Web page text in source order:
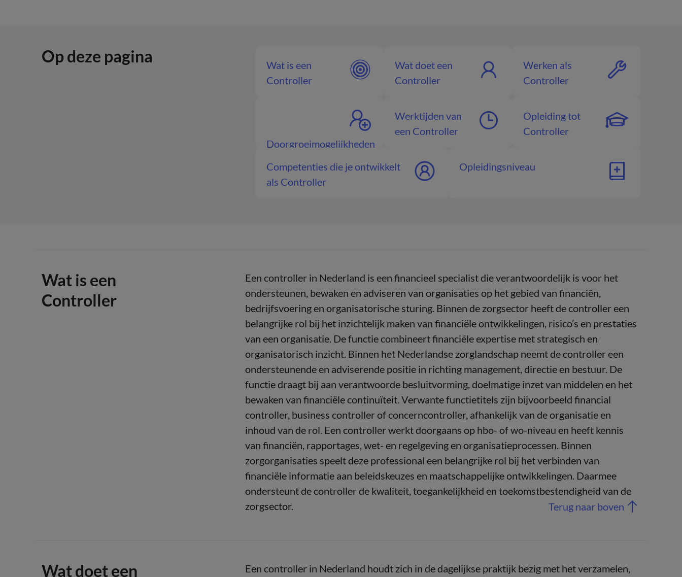
Op deze pagina
Wat is een
Controller
Wat doet een
Controller
Werken als
Controller
Doorgroeimogelijkheden
Werktijden van
een Controller
Opleiding tot
Controller
Competenties die je ontwikkelt
als Controller
Opleidingsniveau
Wat is een
Controller
Een controller in Nederland is een financieel specialist die verantwoordelijk is voor het
ondersteunen, bewaken en adviseren van organisaties op het gebied van financiën,
bedrijfsvoering en organisatorische sturing. Binnen de zorgsector heeft de controller een
belangrijke rol bij het inzichtelijk maken van financiële ontwikkelingen, risico’s en prestaties
van een organisatie. De functie combineert financiële expertise met strategisch en
organisatorisch inzicht. Binnen het Nederlandse zorglandschap neemt de controller een
ondersteunende en adviserende positie in richting management, directie en bestuur. De
functie draagt bij aan verantwoorde besluitvorming, doelmatige inzet van middelen en het
bewaken van financiële continuïteit. Verwante functietitels zijn bijvoorbeeld financial
controller, business controller of concerncontroller, afhankelijk van de organisatie en
inhoud van de rol. Een controller werkt doorgaans op hbo- of wo-niveau en heeft kennis
van financiën, rapportages, wet- en regelgeving en organisatieprocessen. Binnen
zorgorganisaties speelt deze professional een belangrijke rol bij het verbinden van
financiële informatie aan beleidskeuzes en maatschappelijke ontwikkelingen. Daarmee
ondersteunt de controller de kwaliteit, toegankelijkheid en toekomstbestendigheid van de
zorgsector.
Terug naar boven
Wat doet een
Een controller in Nederland houdt zich in de dagelijkse praktijk bezig met het verzamelen,